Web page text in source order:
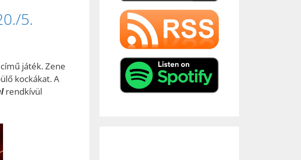
5.
című játék. Zene
kockákat. A
rendkívül